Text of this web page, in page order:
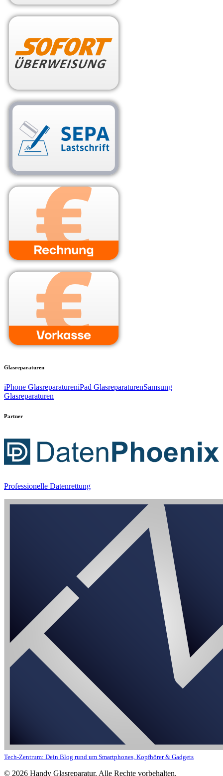
Glasreparaturen
iPhone GlasreparatureniPad GlasreparaturenSamsung
Glasreparaturen
Partner
Professionelle Datenrettung
Tech-Zentrum: Dein Blog rund um Smartphones, Kopfhörer & Gadgets
© 2026 Handy Glasreparatur. Alle Rechte vorbehalten.